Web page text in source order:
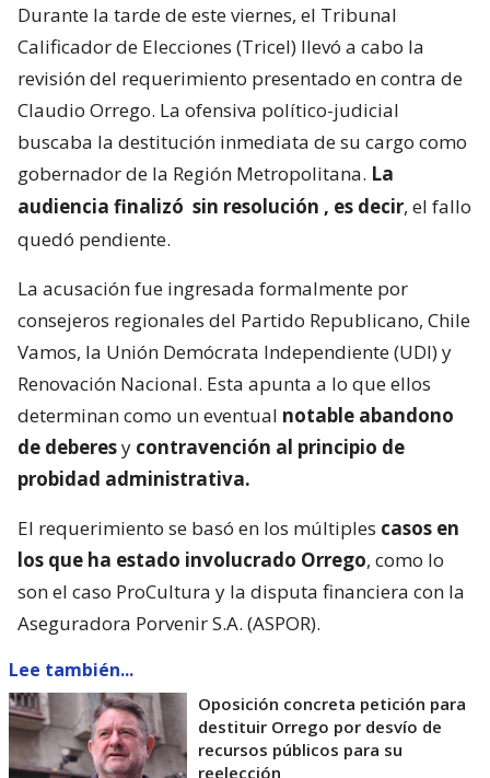
Durante la tarde de este viernes, el Tribunal
Calificador de Elecciones (Tricel) llevó a cabo la
revisión del requerimiento presentado en contra de
Claudio Orrego. La ofensiva político-judicial
buscaba la destitución inmediata de su cargo como
gobernador de la Región Metropolitana. La
audiencia finalizó sin resolución , es decir, el fallo
quedó pendiente.
La acusación fue ingresada formalmente por
consejeros regionales del Partido Republicano, Chile
Vamos, la Unión Demócrata Independiente (UDI) y
Renovación Nacional. Esta apunta a lo que ellos
determinan como un eventual notable abandono
de deberesy contravención al principio de
probidad administrativa.
El requerimiento se basó en los múltiples casos en
los que ha estado involucrado Orrego, como lo
son el caso ProCultura y la disputa financiera con la
Aseguradora Porvenir S.A. (ASPOR).
Lee también...
Oposición concreta petición para
destituir Orrego por desvío de
recursos públicos para su
reelección